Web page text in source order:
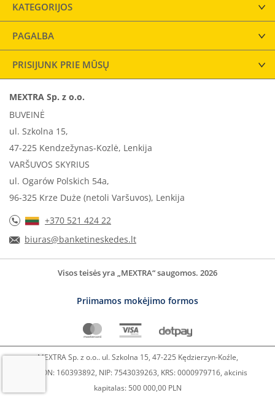
KATEGORIJOS
PAGALBA
PRISIJUNK PRIE MŪSŲ
MEXTRA Sp. z o.o.
BUVEINĖ
ul. Szkolna 15,
47-225 Kendzežynas-Kozlė, Lenkija
VARŠUVOS SKYRIUS
ul. Ogarów Polskich 54a,
96-325 Krze Duże (netoli Varšuvos), Lenkija
+370 521 424 22
biuras@banketineskedes.lt
Visos teisės yra „MEXTRA“ saugomos. 2026
Priimamos mokėjimo formos
MEXTRA Sp. z o.o.. ul. Szkolna 15, 47-225 Kędzierzyn-Koźle,
REGON: 160393892, NIP: 7543039263, KRS: 0000979716, akcinis
kapitalas: 500 000,00 PLN